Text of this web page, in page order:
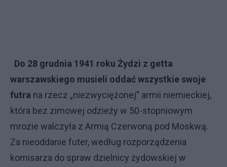
Do 28 grudnia 1941 roku Żydzi z getta
warszawskiego musieli oddać wszystkie swoje
futra na rzecz „niezwyciężonej” armii niemieckiej,
która bez zimowej odzieży w 50-stopniowym
mrozie walczyła z Armią Czerwoną pod Moskwą.
Za nieoddanie futer, według rozporządzenia
komisarza do spraw dzielnicy żydowskiej w